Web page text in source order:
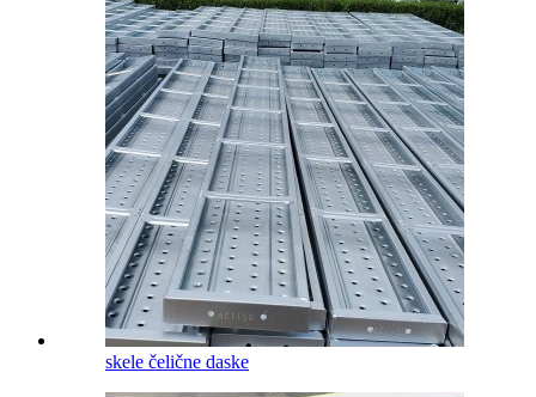
skele čelične daske